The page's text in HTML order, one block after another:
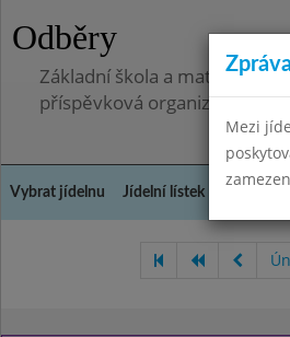
Odběry
Základní škola a mateřská
příspěvková organizace
Vybrat jídelnu Jídelní lístek
Mezi